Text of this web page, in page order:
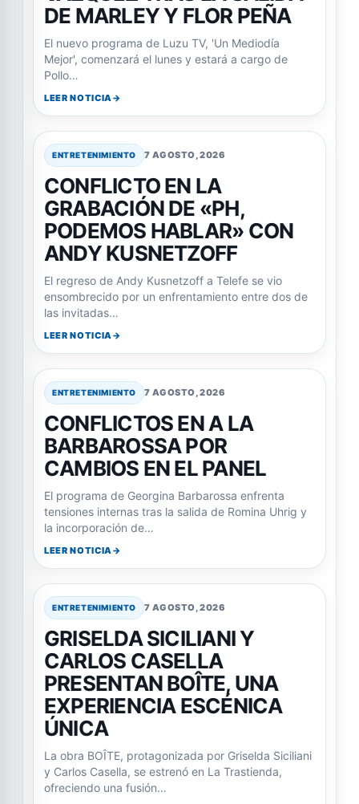
DE MARLEY Y FLOR PEÑA
El nuevo programa de Luzu TV, 'Un Mediodía
Mejor', comenzará el lunes y estará a cargo de
Pollo…
LEER NOTICIA
ENTRETENIMIENTO 7 AGOSTO, 2026
CONFLICTO EN LA
GRABACIÓN DE «PH,
PODEMOS HABLAR» CON
ANDY KUSNETZOFF
El regreso de Andy Kusnetzoff a Telefe se vio
ensombrecido por un enfrentamiento entre dos de
las invitadas…
LEER NOTICIA
ENTRETENIMIENTO 7 AGOSTO, 2026
CONFLICTOS EN A LA
BARBAROSSA POR
CAMBIOS EN EL PANEL
El programa de Georgina Barbarossa enfrenta
tensiones internas tras la salida de Romina Uhrig y
la incorporación de…
LEER NOTICIA
ENTRETENIMIENTO 7 AGOSTO, 2026
GRISELDA SICILIANI Y
CARLOS CASELLA
PRESENTAN BOÎTE, UNA
EXPERIENCIA ESCÉNICA
ÚNICA
La obra BOÎTE, protagonizada por Griselda Siciliani
y Carlos Casella, se estrenó en La Trastienda,
ofreciendo una fusión…